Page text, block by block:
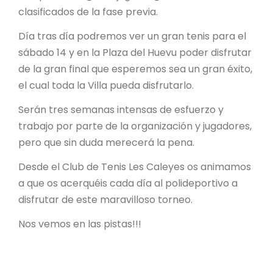
clasificados de la fase previa.
Día tras día podremos ver un gran tenis para el
sábado 14 y en la Plaza del Huevu poder disfrutar
de la gran final que esperemos sea un gran éxito,
el cual toda la Villa pueda disfrutarlo.
Serán tres semanas intensas de esfuerzo y
trabajo por parte de la organización y jugadores,
pero que sin duda merecerá la pena.
Desde el Club de Tenis Les Caleyes os animamos
a que os acerquéis cada día al polideportivo a
disfrutar de este maravilloso torneo.
Nos vemos en las pistas!!!